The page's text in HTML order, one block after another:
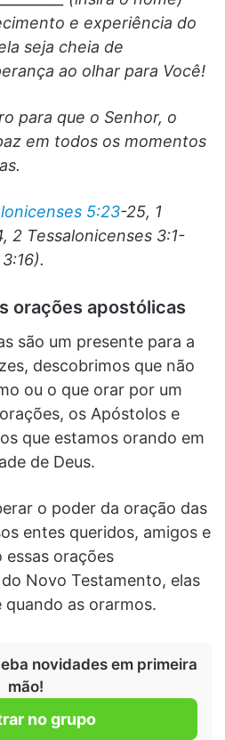
e experiência do
seja cheia de
ao olhar para Você!
para que o Senhor, o
em todos os momentos
5:23-25, 1
2 Tessalonicenses 3:1-
orações apostólicas
são um presente para a
descobrimos que não
ou o que orar por um
os Apóstolos e
que estamos orando em
de Deus.
o poder da oração das
entes queridos, amigos e
essas orações
Novo Testamento, elas
as orarmos.
novidades em primeira
mão!
no grupo